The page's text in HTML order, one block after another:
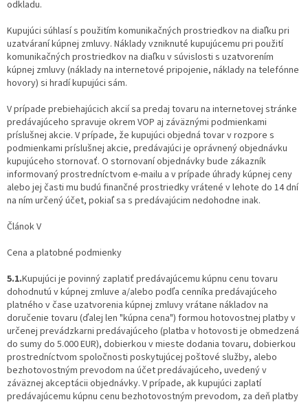
odkladu.
Kupujúci súhlasí s použitím komunikačných prostriedkov na diaľku pri
uzatváraní kúpnej zmluvy. Náklady vzniknuté kupujúcemu pri použití
komunikačných prostriedkov na diaľku v súvislosti s uzatvorením
kúpnej zmluvy (náklady na internetové pripojenie, náklady na telefónne
hovory) si hradí kupujúci sám.
V prípade prebiehajúcich akcií sa predaj tovaru na internetovej stránke
predávajúceho spravuje okrem VOP aj záväznými podmienkami
príslušnej akcie. V prípade, že kupujúci objedná tovar v rozpore s
podmienkami príslušnej akcie, predávajúci je oprávnený objednávku
kupujúceho stornovať. O stornovaní objednávky bude zákazník
informovaný prostredníctvom e-mailu a v prípade úhrady kúpnej ceny
alebo jej časti mu budú finančné prostriedky vrátené v lehote do 14 dní
na ním určený účet, pokiaľ sa s predávajúcim nedohodne inak.
Článok V
Cena a platobné podmienky
5.1.Kupujúci je povinný zaplatiť predávajúcemu kúpnu cenu tovaru
dohodnutú v kúpnej zmluve a/alebo podľa cenníka predávajúceho
platného v čase uzatvorenia kúpnej zmluvy vrátane nákladov na
doručenie tovaru (ďalej len "kúpna cena") formou hotovostnej platby v
určenej prevádzkarni predávajúceho (platba v hotovosti je obmedzená
do sumy do 5.000 EUR), dobierkou v mieste dodania tovaru, dobierkou
prostredníctvom spoločnosti poskytujúcej poštové služby, alebo
bezhotovostným prevodom na účet predávajúceho, uvedený v
záväznej akceptácii objednávky. V prípade, ak kupujúci zaplatí
predávajúcemu kúpnu cenu bezhotovostným prevodom, za deň platby